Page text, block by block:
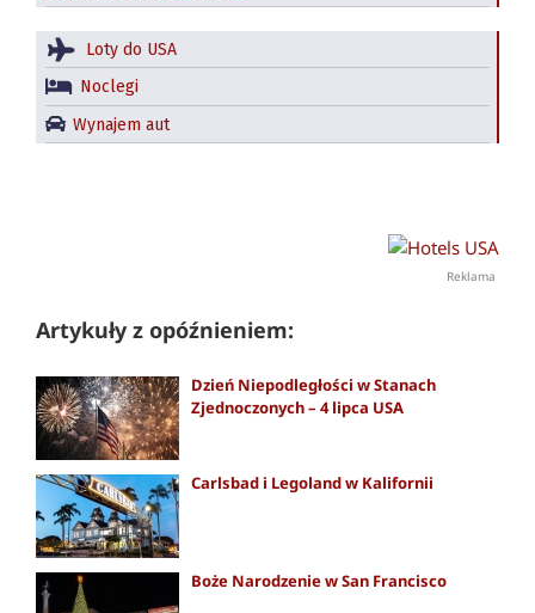
Loty do USA
Noclegi
Wynajem aut
Reklama
Artykuły z opóźnieniem:
Dzień Niepodległości w Stanach
Zjednoczonych – 4 lipca USA
Carlsbad i Legoland w Kalifornii
Boże Narodzenie w San Francisco